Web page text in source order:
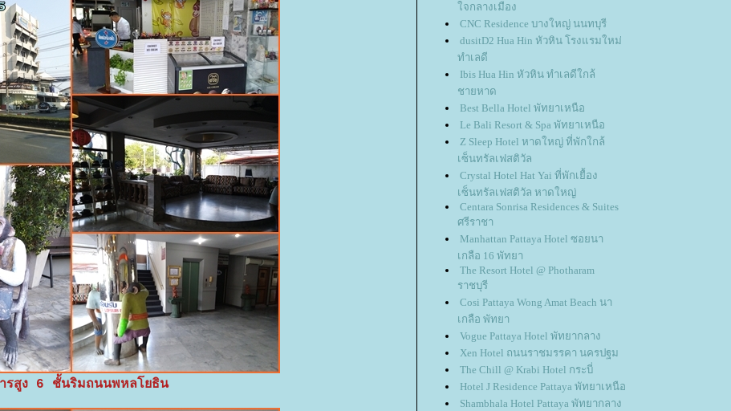
รสูง 6 ชั้นริมถนนพหลโยธิน
จกลางเมือง
CNC Residence บางใหญ่ นนทบุรี
dusitD2 Hua Hin หัวหิน โรงแรมใหม่
ทำเลดี
Ibis Hua Hin หัวหิน ทำเลดีใกล้
ชายหาด
Best Bella Hotel พัทยาเหนือ
Le Bali Resort & Spa พัทยาเหนือ
Z Sleep Hotel หาดใหญ่ ที่พักใกล้
เซ็นทรัลเฟสติวัล
Crystal Hotel Hat Yai ที่พักเยื้อง
เซ็นทรัลเฟสติวัล หาดใหญ่
Centara Sonrisa Residences & Suites
ศรีราชา
Manhattan Pattaya Hotel ซอยนา
เกลือ 16 พัทยา
The Resort Hotel @ Photharam
ราชบุรี
Cosi Pattaya Wong Amat Beach นา
เกลือ พัทยา
Vogue Pattaya Hotel พัทยากลาง
Xen Hotel ถนนราชมรรคา นครปฐม
The Chill @ Krabi Hotel กระบี่
Hotel J Residence Pattaya พัทยาเหนือ
Shambhala Hotel Pattaya พัทยากลาง